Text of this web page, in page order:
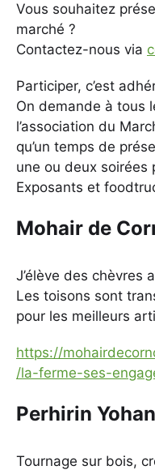
Vous souhaitez
marché ?
Contactez-nous via
Participer, c’est
On demande à tous
l’association du
qu’un temps de
une ou deux soirées
Exposants et
Mohair de
J’élève des chèvres
Les toisons sont
pour les meilleurs
https://
/la-ferme-ses-
Perhirin
Tournage sur bois,